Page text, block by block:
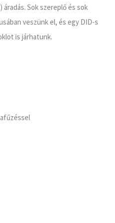
Sok szereplő és sok
veszünk el, és egy DID-s
is járhatunk.